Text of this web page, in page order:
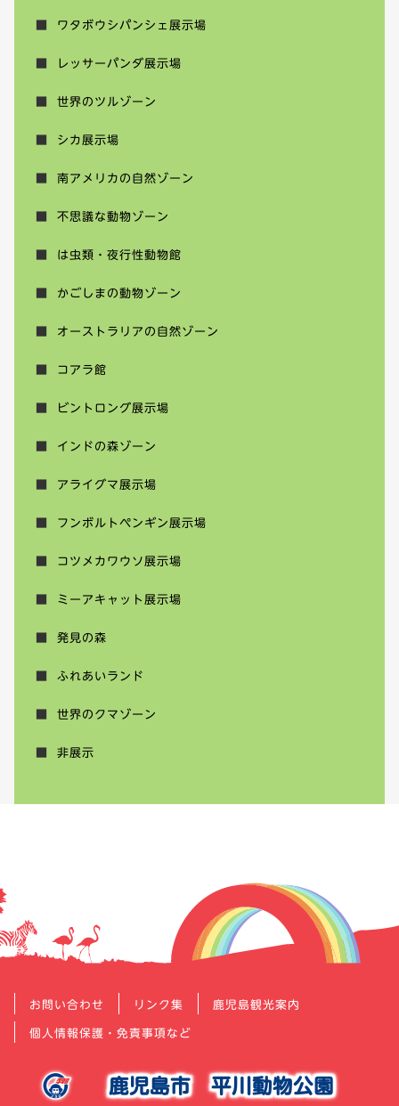
ワタボウシパンシェ展示場
レッサーパンダ展示場
世界のツルゾーン
シカ展示場
南アメリカの自然ゾーン
不思議な動物ゾーン
は虫類・夜行性動物館
かごしまの動物ゾーン
オーストラリアの自然ゾーン
コアラ館
ビントロング展示場
インドの森ゾーン
アライグマ展示場
フンボルトペンギン展示場
コツメカワウソ展示場
ミーアキャット展示場
発見の森
ふれあいランド
世界のクマゾーン
非展示
お問い合わせ リンク集 鹿児島観光案内
個人情報保護・免責事項など
鹿児島市平川動物公園